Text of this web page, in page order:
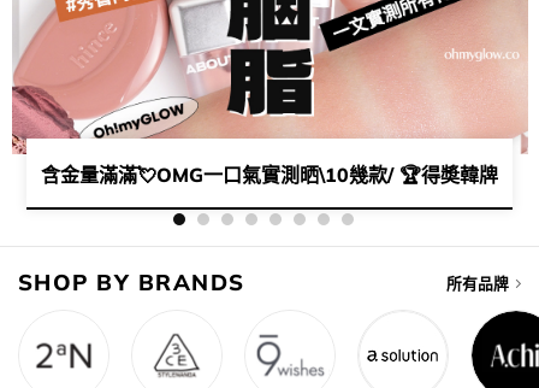
含金量滿滿💘OMG一口氣實測晒\10幾款/ 🏆得奬韓牌胭
、唇膏版皇牌唇泥💄 | CORINGCO熱賣兩截式女團睫毛(
SHOP BY BRANDS 所有品牌